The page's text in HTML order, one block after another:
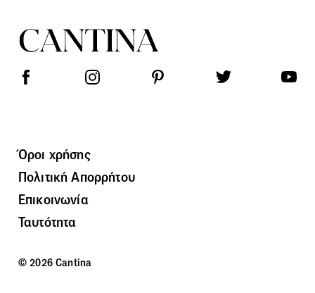
Όροι χρήσης
Πολιτική Απορρήτου
Επικοινωνία
Ταυτότητα
© 2026 Cantina